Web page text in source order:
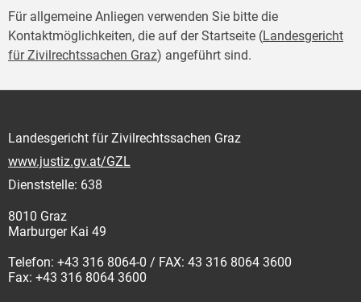
Für allgemeine Anliegen verwenden Sie bitte die
Kontaktmöglichkeiten, die auf der Startseite (Landesgericht
für Zivilrechtssachen Graz) angeführt sind.
Landesgericht für Zivilrechtssachen Graz
www.justiz.gv.at/GZL
Dienststelle: 638
8010 Graz
Marburger Kai 49
Telefon: +43 316 8064-0 / FAX: 43 316 8064 3600
Fax: +43 316 8064 3600